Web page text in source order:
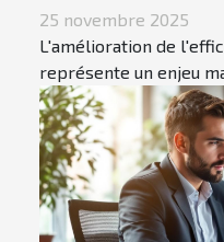
25 novembre 2025
L'amélioration de
représente un enjeu